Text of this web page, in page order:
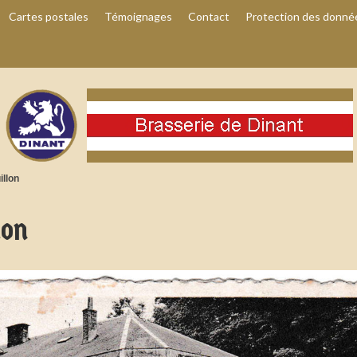
Cartes postales Témoignages Contact Protection des